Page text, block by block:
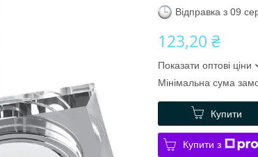
Відправка з 09
123,20 ₴
Показати оптові ціни
Мінімальна сума
Купити
Купити з